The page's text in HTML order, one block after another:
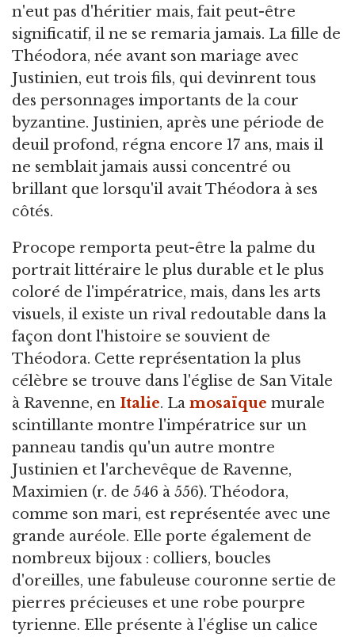
n'eut pas d'héritier mais, fait peut-être
significatif, il ne se remaria jamais. La fille de
Théodora, née avant son mariage avec
Justinien, eut trois fils, qui devinrent tous
des personnages importants de la cour
byzantine. Justinien, après une période de
deuil profond, régna encore 17 ans, mais il
ne semblait jamais aussi concentré ou
brillant que lorsqu'il avait Théodora à ses
côtés.
Procope remporta peut-être la palme du
portrait littéraire le plus durable et le plus
coloré de l'impératrice, mais, dans les arts
visuels, il existe un rival redoutable dans la
façon dont l'histoire se souvient de
Théodora. Cette représentation la plus
célèbre se trouve dans l'église de San Vitale
à Ravenne, en Italie. La mosaïque murale
scintillante montre l'impératrice sur un
panneau tandis qu'un autre montre
Justinien et l'archevêque de Ravenne,
Maximien (r. de 546 à 556). Théodora,
comme son mari, est représentée avec une
grande auréole. Elle porte également de
nombreux bijoux : colliers, boucles
d'oreilles, une fabuleuse couronne sertie de
pierres précieuses et une robe pourpre
tyrienne. Elle présente à l'église un calice